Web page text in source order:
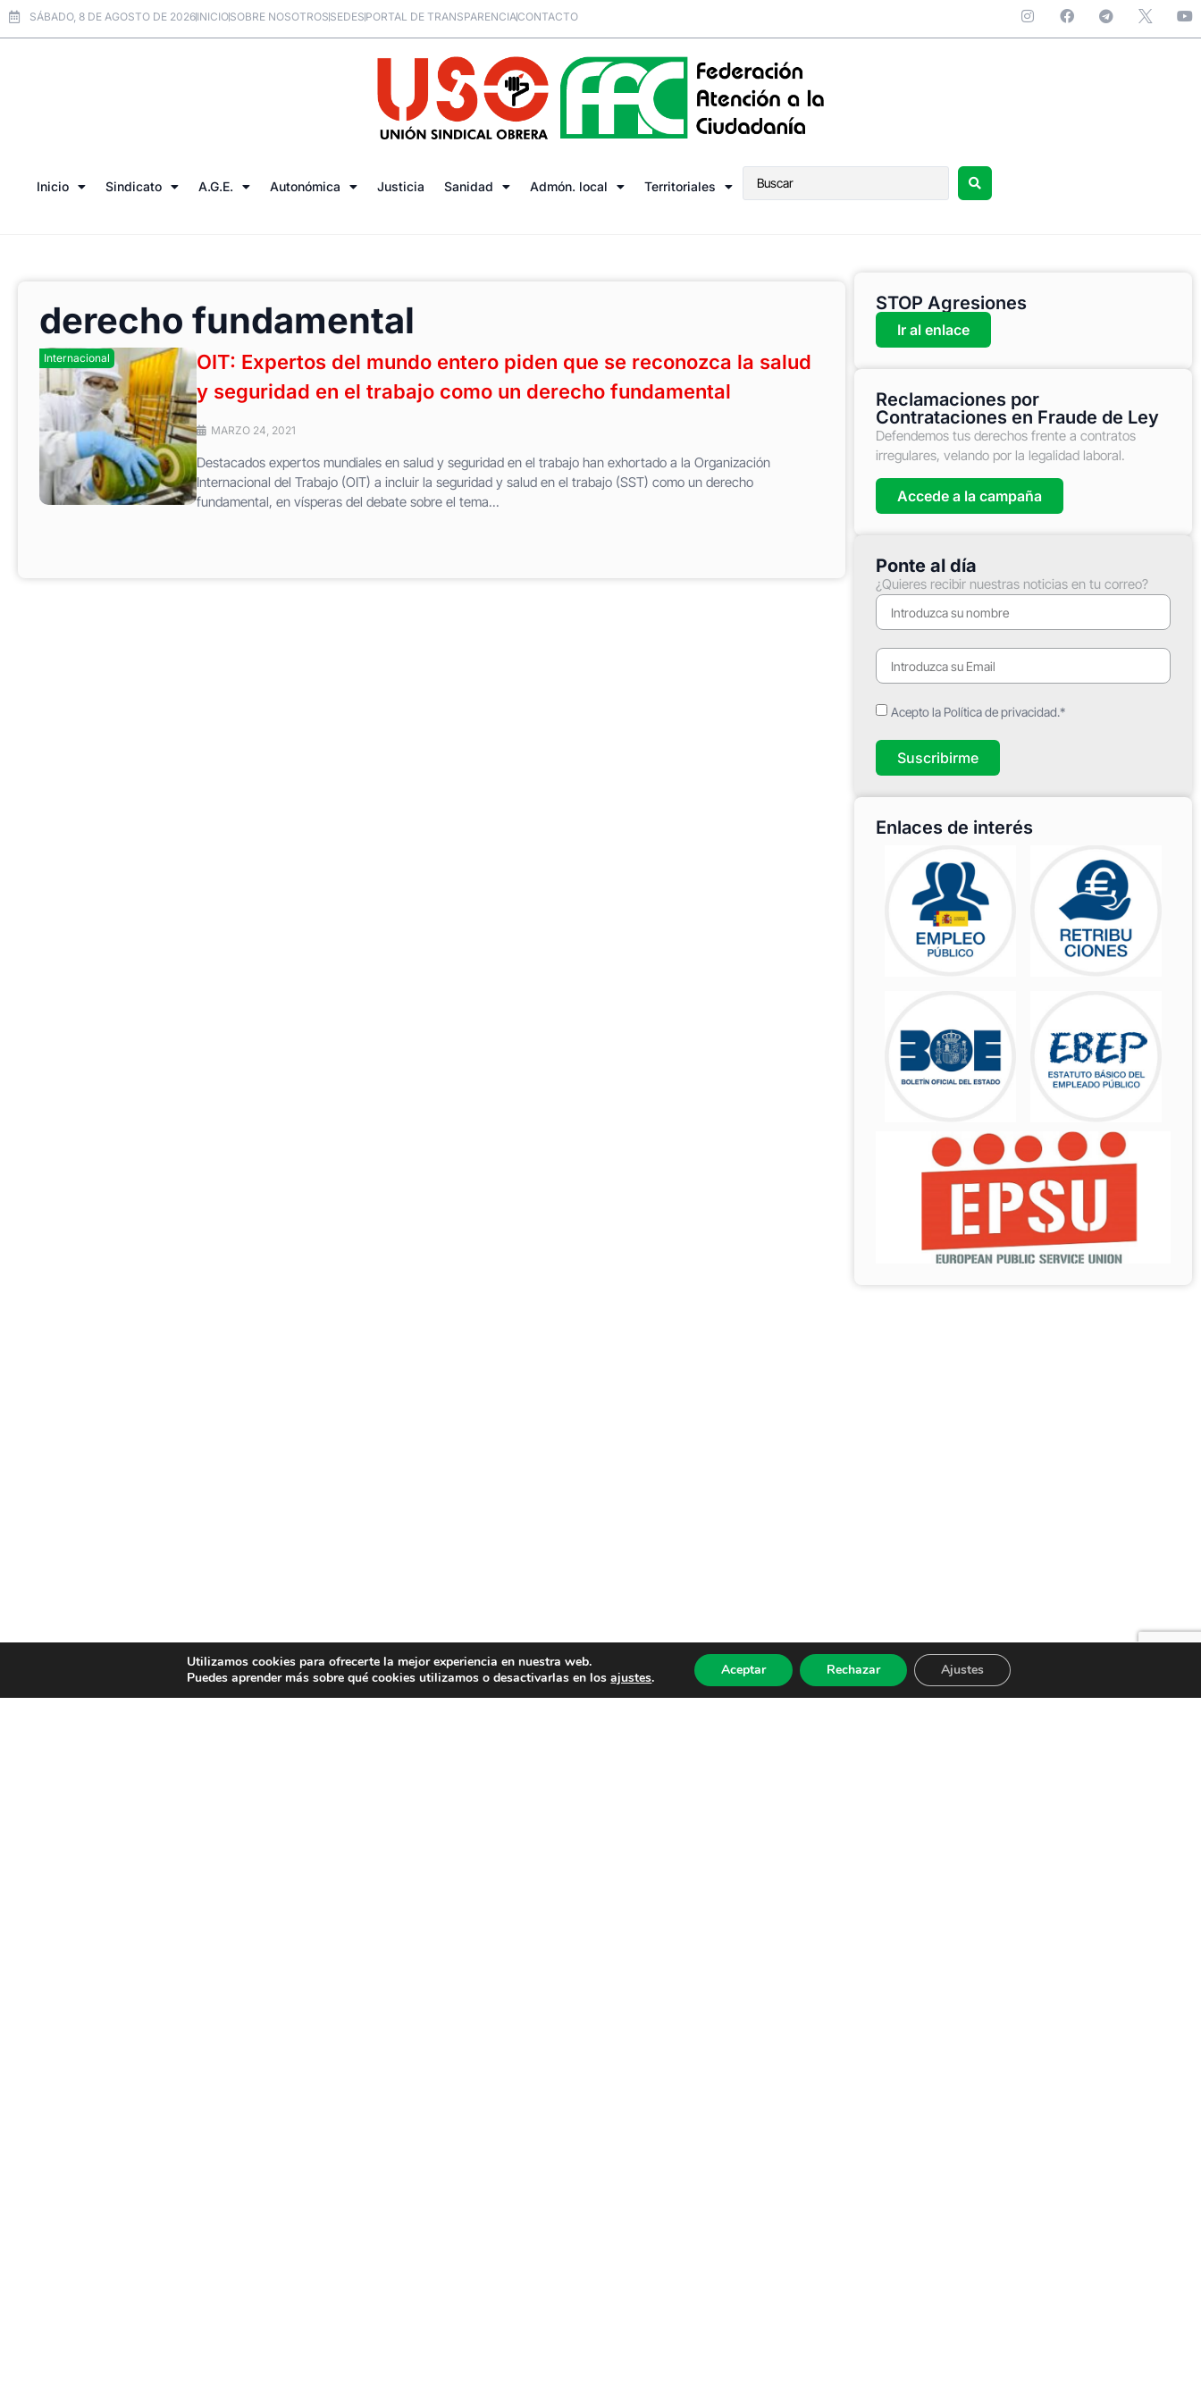
SÁBADO, 8 DE AGOSTO DE 2026INICIOSOBRE NOSOTROSSEDESPORTAL DE TRANSPARENCIACONTACTO
Inicio Sindicato A.G.E. Autonómica Justicia Sanidad Admón. local Territoriales
derecho fundamental
Internacional
OIT: Expertos del mundo entero piden que se reconozca la salud
y seguridad en el trabajo como un derecho fundamental
MARZO 24, 2021
Destacados expertos mundiales en salud y seguridad en el trabajo han exhortado a la Organización
Internacional del Trabajo (OIT) a incluir la seguridad y salud en el trabajo (SST) como un derecho
fundamental, en vísperas del debate sobre el tema...
STOP Agresiones
Ir al enlace
Reclamaciones por
Contrataciones en Fraude de Ley
Defendemos tus derechos frente a contratos
irregulares, velando por la legalidad laboral.
Accede a la campaña
Ponte al día
¿Quieres recibir nuestras noticias en tu correo?
Acepto la Política de privacidad.*
Suscribirme
Enlaces de interés
Utilizamos cookies para ofrecerte la mejor experiencia en nuestra web.
Puedes aprender más sobre qué cookies utilizamos o desactivarlas en losajustes. Aceptar Rechazar Ajustes